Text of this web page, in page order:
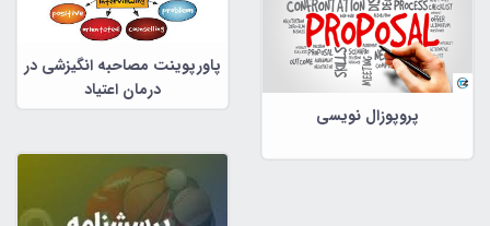
پروپوزال نویسی
پاورپوینت مصاحبه انگیزشی در
درمان اعتیاد